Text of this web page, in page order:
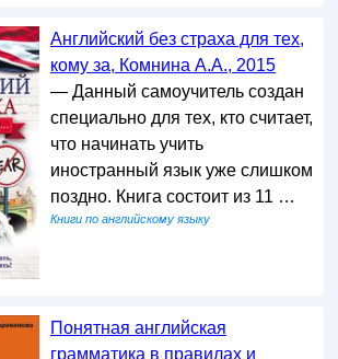
Английский без страха для тех,
кому за, Комнина А.А., 2015
— Данный самоучитель создан
специально для тех, кто считает,
что начинать учить
иностранный язык уже слишком
поздно. Книга состоит из 11 …
Книги по английскому языку
Понятная английская
грамматика в правилах и